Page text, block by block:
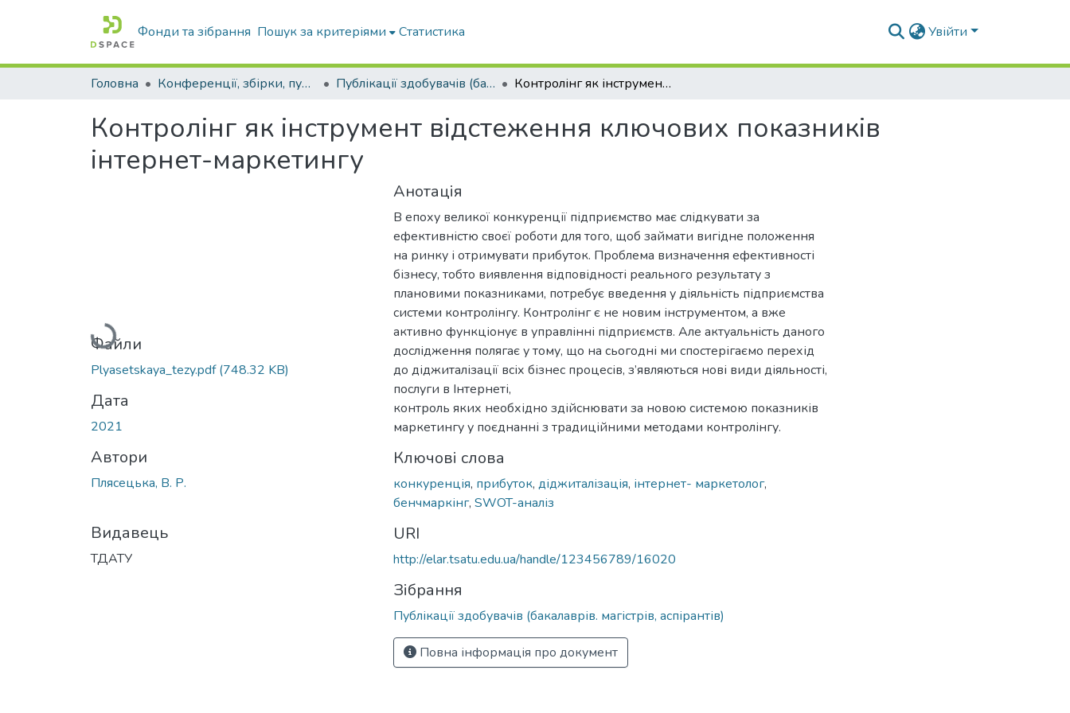
Фонди та зібрання Пошук за критеріями Статистика Увійти
Головна Конференції, збірки, публікації молодих вчених і здобувачів : магістрів, бакалаврів, аспірантів. Публікації здобувачів (бакалаврів. магістрів, аспірантів) Контролінг як інструмент відстеження ключових показників інтернет-маркетингу
Контролінг як інструмент відстеження ключових показників
інтернет-маркетингу
Вантажиться...
Файли
Plyasetskaya_tezy.pdf(748.32 KB)
Дата
2021
Автори
Плясецька, В. Р.
Видавець
ТДАТУ
Анотація
В епоху великої конкуренції підприємство має слідкувати за
ефективністю своєї роботи для того, щоб займати вигідне положення
на ринку і отримувати прибуток. Проблема визначення ефективності
бізнесу, тобто виявлення відповідності реального результату з
плановими показниками, потребує введення у діяльність підприємства
системи контролінгу. Контролінг є не новим інструментом, а вже
активно функціонує в управлінні підприємств. Але актуальність даного
дослідження полягає у тому, що на сьогодні ми спостерігаємо перехід
до діджиталізації всіх бізнес процесів, з’являються нові види діяльності,
послуги в Інтернеті,
контроль яких необхідно здійснювати за новою системою показників
маркетингу у поєднанні з традиційними методами контролінгу.
Ключові слова
конкуренція, прибуток, діджиталізація, інтернет- маркетолог,
бенчмаркінг, SWOT-аналіз
URI
http://elar.tsatu.edu.ua/handle/123456789/16020
Зібрання
Публікації здобувачів (бакалаврів. магістрів, аспірантів)
Повна інформація про документ